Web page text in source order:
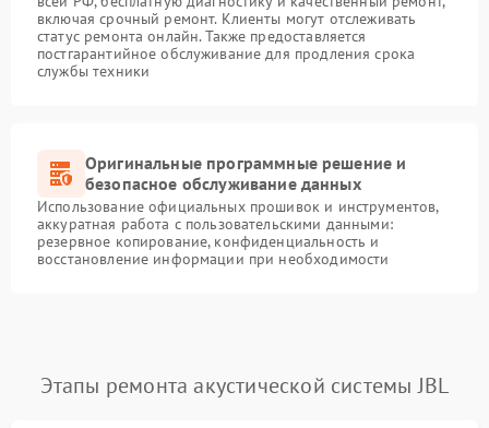
включая срочный ремонт. Клиенты могут отслеживать
статус ремонта онлайн. Также предоставляется
постгарантийное обслуживание для продления срока
службы техники
Оригинальные программные решение и
безопасное обслуживание данных
Использование официальных прошивок и инструментов,
аккуратная работа с пользовательскими данными:
резервное копирование, конфиденциальность и
восстановление информации при необходимости
Этапы ремонта акустической системы JBL